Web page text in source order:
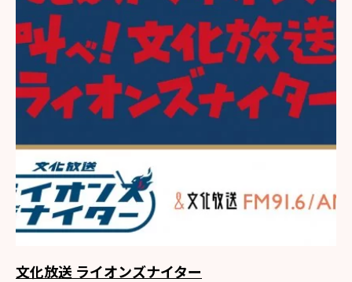
文化放送 ライオンズナイター